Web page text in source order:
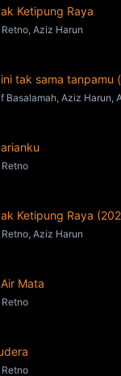
Ketipung Raya
Aziz Harun
tak sama tanpamu
Basalamah, Aziz Harun,
Ketipung Raya
Aziz Harun
Mata